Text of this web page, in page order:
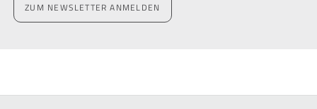
ZUM NEWSLETTER ANMELDEN